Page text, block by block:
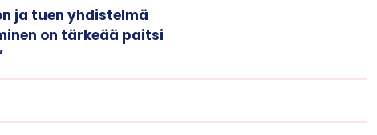
ja tuen yhdistelmä
on tärkeää paitsi